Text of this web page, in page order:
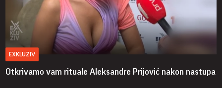
EXKLUZIV
Otkrivamo vam rituale Aleksandre Prijović nakon nastupa